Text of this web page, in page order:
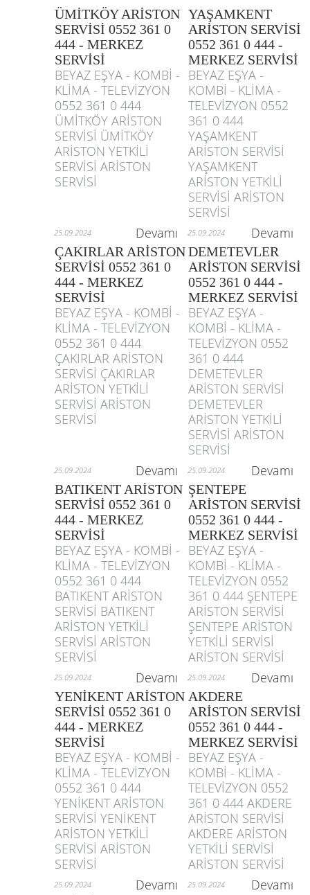
ÜMİTKÖY ARİSTON
SERVİSİ 0552 361 0
444 - MERKEZ
SERVİSİ
YAŞAMKENT
ARİSTON SERVİSİ
0552 361 0 444 -
MERKEZ SERVİSİ
BEYAZ EŞYA - KOMBİ -
KLİMA - TELEVİZYON
0552 361 0 444
ÜMİTKÖY ARİSTON
SERVİSİ ÜMİTKÖY
ARİSTON YETKİLİ
SERVİSİ ARİSTON
SERVİSİ
BEYAZ EŞYA -
KOMBİ - KLİMA -
TELEVİZYON 0552
361 0 444
YAŞAMKENT
ARİSTON SERVİSİ
YAŞAMKENT
ARİSTON YETKİLİ
SERVİSİ ARİSTON
SERVİSİ
25.09.2024 Devamı 25.09.2024 Devamı
ÇAKIRLAR ARİSTON
SERVİSİ 0552 361 0
444 - MERKEZ
SERVİSİ
DEMETEVLER
ARİSTON SERVİSİ
0552 361 0 444 -
MERKEZ SERVİSİ
BEYAZ EŞYA - KOMBİ -
KLİMA - TELEVİZYON
0552 361 0 444
ÇAKIRLAR ARİSTON
SERVİSİ ÇAKIRLAR
ARİSTON YETKİLİ
SERVİSİ ARİSTON
SERVİSİ
BEYAZ EŞYA -
KOMBİ - KLİMA -
TELEVİZYON 0552
361 0 444
DEMETEVLER
ARİSTON SERVİSİ
DEMETEVLER
ARİSTON YETKİLİ
SERVİSİ ARİSTON
SERVİSİ
25.09.2024 Devamı 25.09.2024 Devamı
BATIKENT ARİSTON
SERVİSİ 0552 361 0
444 - MERKEZ
SERVİSİ
ŞENTEPE
ARİSTON SERVİSİ
0552 361 0 444 -
MERKEZ SERVİSİ
BEYAZ EŞYA - KOMBİ -
KLİMA - TELEVİZYON
0552 361 0 444
BATIKENT ARİSTON
SERVİSİ BATIKENT
ARİSTON YETKİLİ
SERVİSİ ARİSTON
SERVİSİ
BEYAZ EŞYA -
KOMBİ - KLİMA -
TELEVİZYON 0552
361 0 444 ŞENTEPE
ARİSTON SERVİSİ
ŞENTEPE ARİSTON
YETKİLİ SERVİSİ
ARİSTON SERVİSİ
25.09.2024 Devamı 25.09.2024 Devamı
YENİKENT ARİSTON
SERVİSİ 0552 361 0
444 - MERKEZ
SERVİSİ
AKDERE
ARİSTON SERVİSİ
0552 361 0 444 -
MERKEZ SERVİSİ
BEYAZ EŞYA - KOMBİ -
KLİMA - TELEVİZYON
0552 361 0 444
YENİKENT ARİSTON
SERVİSİ YENİKENT
ARİSTON YETKİLİ
SERVİSİ ARİSTON
SERVİSİ
BEYAZ EŞYA -
KOMBİ - KLİMA -
TELEVİZYON 0552
361 0 444 AKDERE
ARİSTON SERVİSİ
AKDERE ARİSTON
YETKİLİ SERVİSİ
ARİSTON SERVİSİ
25.09.2024 Devamı 25.09.2024 Devamı